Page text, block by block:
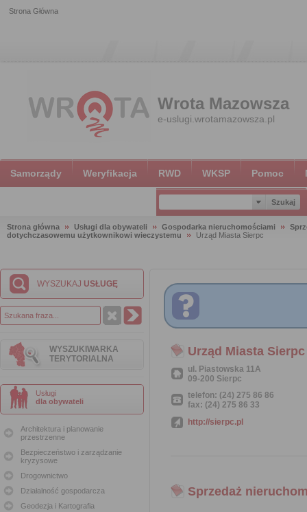
Strona Główna
Wrota Mazowsza
e-uslugi.wrotamazowsza.pl
Samorządy Weryfikacja RWD WKSP Pomoc
Strona główna Usługi dla obywateli Gospodarka nieruchomościami
dotychczasowemu użytkownikowi wieczystemu
Urząd Miasta Sierpc
WYSZUKAJ USŁUGĘ
WYSZUKIWARKA
TERYTORIALNA
Usługi
dla obywateli
Architektura i planowanie
przestrzenne
Bezpieczeństwo i zarządzanie
kryzysowe
Drogownictwo
Działalność gospodarcza
Geodezja i Kartografia
Urząd Miasta Sierpc
ul. Piastowska 11A
09-200 Sierpc
telefon: (24) 275 86 86
fax: (24) 275 86 33
http://sierpc.pl
Sprzedaż